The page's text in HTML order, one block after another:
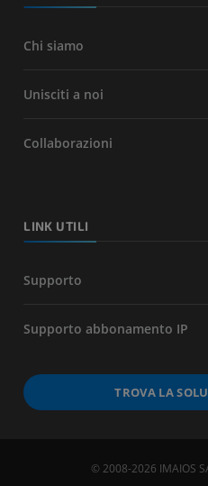
Chi siamo
Unisciti a noi
Collaborazioni
LINK UTILI
Supporto
Supporto abbonamento IP
TROVA LA
© 2008-2026 IMAIOS